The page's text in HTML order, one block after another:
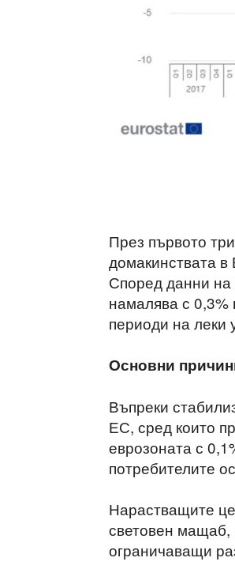
През първото
домакинствата
Според данни на
намалява с 0,3%
периоди на леки
Основни
Въпреки
ЕС, сред които
еврозоната с
потребителите
Нарастващите
световен мащаб,
ограничаващи